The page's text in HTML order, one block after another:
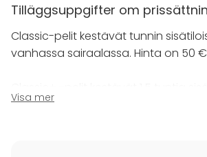
Tilläggsuppgifter om
Classic-pelit kestävät tunnin
vanhassa sairaalassa. Hinta on 50
Meilahden vanhassa sairaalassa ja
Visa mer